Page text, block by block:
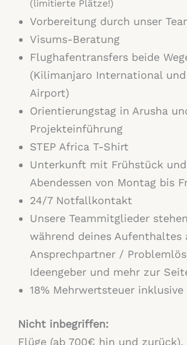
(limitierte Plätze!)
Vorbereitung durch unser
Visums-Beratung
Flughafentransfers beide
(Kilimanjaro International und
Airport)
Orientierungstag in Arusha
Projekteinführung
STEP Africa T-Shirt
Unterkunft mit Frühstück und
Abendessen von Montag bis
24/7 Notfallkontakt
Unsere Teammitglieder
während deines Aufenthaltes
Ansprechpartner /
Ideengeber und mehr zur
18% Mehrwertsteuer inklusive
Nicht inbegriffen:
Flüge (ab 700€ hin und zurück),